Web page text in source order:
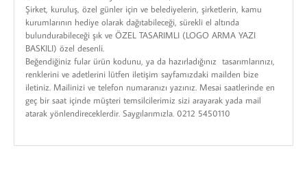
Şirket, kuruluş, özel günler için ve belediyelerin, şirketlerin, kamu
kurumlarının hediye olarak dağıtabileceği, sürekli el altında
bulundurabileceği şık ve ÖZEL TASARIMLI (LOGO ARMA YAZI
BASKILI) özel desenli.
Beğendiğiniz fular ürün kodunu, ya da hazırladığınız tasarımlarınızı,
renklerini ve adetlerini lütfen iletişim sayfamızdaki mailden bize
iletiniz. Mailinizi ve telefon numaranızı yazınız. Mesai saatlerinde en
geç bir saat içinde müşteri temsilcilerimiz sizi arayarak yada mail
atarak yönlendireceklerdir. Saygılarımızla. 0212 5450110